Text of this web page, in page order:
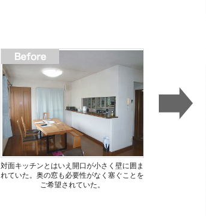
対面キッチンとはいえ開口が小さく壁に囲ま
れていた。奥の窓も必要性がなく塞ぐことを
ご希望されていた。